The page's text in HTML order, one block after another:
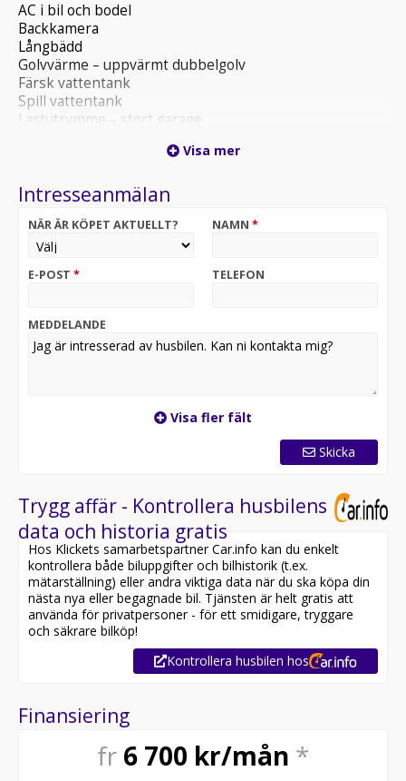
AC i bil och bodel
Backkamera
Långbädd
Golvvärme – uppvärmt dubbelgolv
Färsk vattentank
Spill vattentank
Lastutrymme – stort garage
Extra stor lounge med gott om utrymme
Mörkläggningsgardin till framrutan
G 781 G-781
Visa mer
Intresseanmälan
NÄR ÄR KÖPET AKTUELLT? NAMN *
E-POST * TELEFON
MEDDELANDE
Visa fler fält
Skicka
Trygg affär - Kontrollera husbilens
data och historia gratis
Hos Klickets samarbetspartner Car.info kan du enkelt
kontrollera både biluppgifter och bilhistorik (t.ex.
mätarställning) eller andra viktiga data när du ska köpa din
nästa nya eller begagnade bil. Tjänsten är helt gratis att
använda för privatpersoner - för ett smidigare, tryggare
och säkrare bilköp!
Kontrollera husbilen hos
Finansiering
fr 6 700 kr/mån *